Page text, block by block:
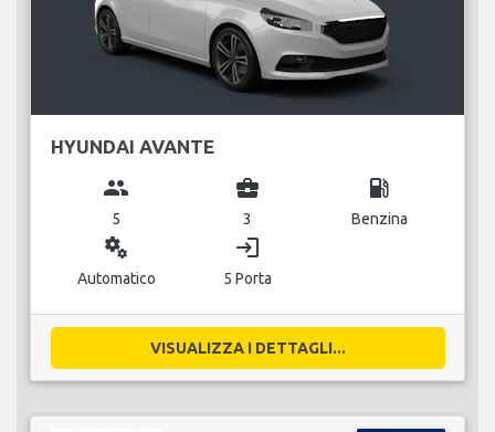
HYUNDAI AVANTE
group
5
business_center
3
local_gas_station
Benzina
miscellaneous_services
Automatico
login
5 Porta
VISUALIZZA I DETTAGLI...